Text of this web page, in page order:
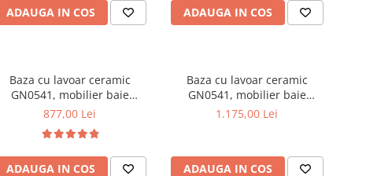
ADAUGA IN COS ADAUGA IN COS
Baza cu lavoar ceramic
GN0541, mobilier baie
suspendat 60 cm, front MDF,
alb
877,00 Lei
ADAUGA IN COS
Baza cu lavoar ceramic
GN0541, mobilier baie
suspendat 80 cm, front MDF,
1.175,00 Lei
ADAUGA IN COS